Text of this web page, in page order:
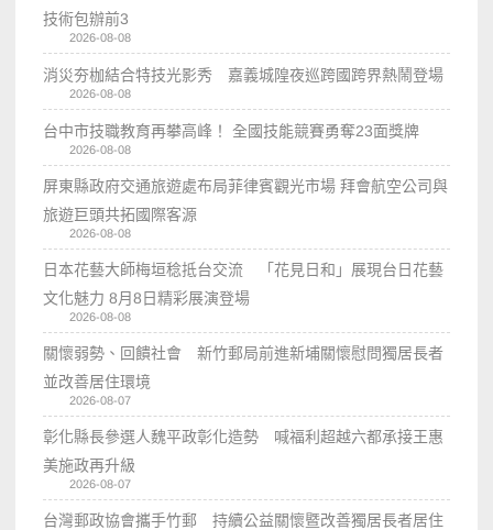
技術包辦前3
2026-08-08
消災夯枷結合特技光影秀 嘉義城隍夜巡跨國跨界熱鬧登場
2026-08-08
台中市技職教育再攀高峰！ 全國技能競賽勇奪23面獎牌
2026-08-08
屏東縣政府交通旅遊處布局菲律賓觀光市場 拜會航空公司與
旅遊巨頭共拓國際客源
2026-08-08
日本花藝大師梅垣稔抵台交流 「花見日和」展現台日花藝
文化魅力 8月8日精彩展演登場
2026-08-08
關懷弱勢、回饋社會 新竹郵局前進新埔關懷慰問獨居長者
並改善居住環境
2026-08-07
彰化縣長參選人魏平政彰化造勢 喊福利超越六都承接王惠
美施政再升級
2026-08-07
台灣郵政協會攜手竹郵 持續公益關懷暨改善獨居長者居住